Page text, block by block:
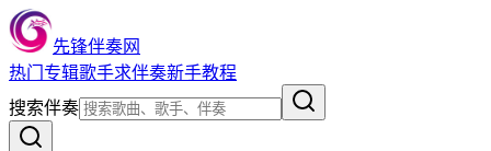
先锋伴奏网
热门 专辑歌手求伴奏新手教程
搜索伴奏